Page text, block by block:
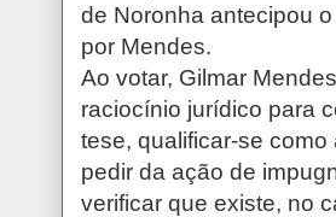
de Noronha antecipou
por Mendes.
Ao votar, Gilmar
raciocínio jurídico para
tese, qualificar-se
pedir da ação de
verificar que existe, no